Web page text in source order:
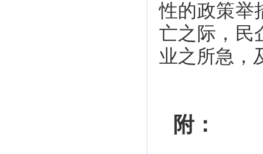
性的政策举
亡之际，民
业之所急，
附：